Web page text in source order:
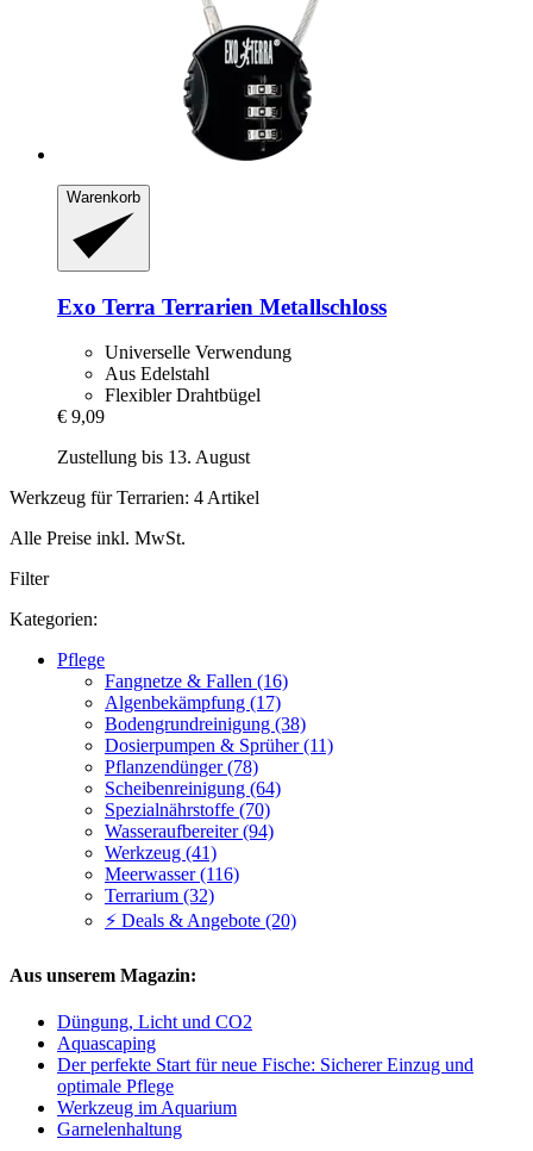
Warenkorb
Exo Terra Terrarien Metallschloss
Universelle Verwendung
Aus Edelstahl
Flexibler Drahtbügel
€ 9,09
Zustellung bis 13. August
Werkzeug für Terrarien: 4 Artikel
Alle Preise inkl. MwSt.
Filter
Kategorien:
Pflege
Fangnetze & Fallen (16)
Algenbekämpfung (17)
Bodengrundreinigung (38)
Dosierpumpen & Sprüher (11)
Pflanzendünger (78)
Scheibenreinigung (64)
Spezialnährstoffe (70)
Wasseraufbereiter (94)
Werkzeug (41)
Meerwasser (116)
Terrarium (32)
⚡ Deals & Angebote (20)
Aus unserem Magazin:
Düngung, Licht und CO2
Aquascaping
Der perfekte Start für neue Fische: Sicherer Einzug und
optimale Pflege
Werkzeug im Aquarium
Garnelenhaltung